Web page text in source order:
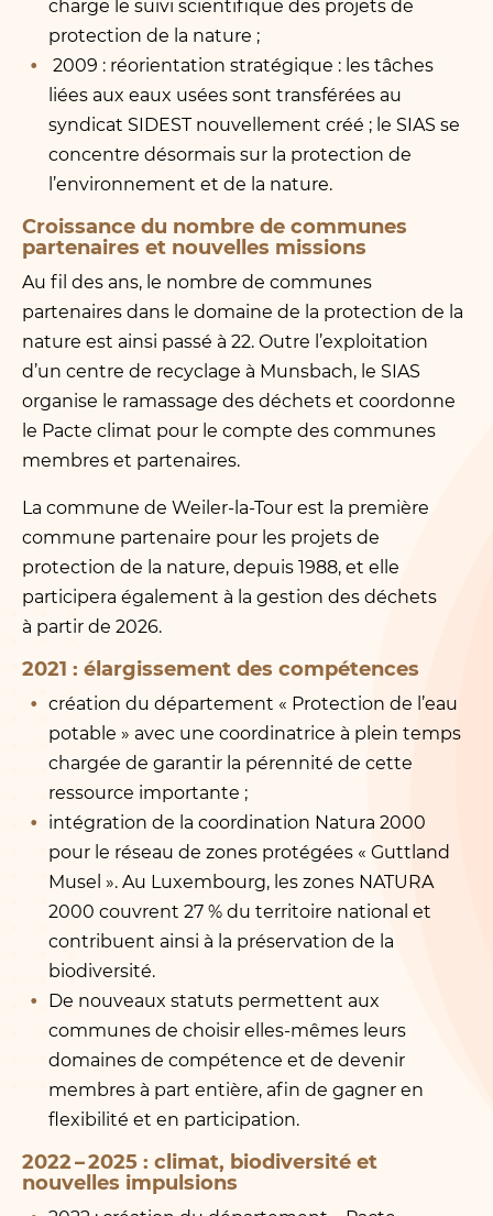
charge le suivi scientifique des projets de
protection de la nature ;
2009 : réorientation stratégique : les tâches
liées aux eaux usées sont transférées au
syndicat SIDEST nouvellement créé ; le SIAS se
concentre désormais sur la protection de
l’environnement et de la nature.
Croissance du nombre de communes
partenaires et nouvelles missions
Au fil des ans, le nombre de communes
partenaires dans le domaine de la protection de la
nature est ainsi passé à 22. Outre l’exploitation
d’un centre de recyclage à Munsbach, le SIAS
organise le ramassage des déchets et coordonne
le Pacte climat pour le compte des communes
membres et partenaires.
La commune de Weiler-la-Tour est la première
commune partenaire pour les projets de
protection de la nature, depuis 1988, et elle
participera également à la gestion des déchets
à partir de 2026.
2021 : élargissement des compétences
création du département « Protection de l’eau
potable » avec une coordinatrice à plein temps
chargée de garantir la pérennité de cette
ressource importante ;
intégration de la coordination Natura 2000
pour le réseau de zones protégées « Guttland
Musel ». Au Luxembourg, les zones NATURA
2000 couvrent 27 % du territoire national et
contribuent ainsi à la préservation de la
biodiversité.
De nouveaux statuts permettent aux
communes de choisir elles-mêmes leurs
domaines de compétence et de devenir
membres à part entière, afin de gagner en
flexibilité et en participation.
2022 – 2025 : climat, biodiversité et
nouvelles impulsions